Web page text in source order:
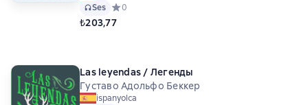
Ses Средний рейтинг 0 на основе 0 оценок
0
₺203,77
Las leyendas / Легенды
Густаво Адольфо Беккер
ispanyolca